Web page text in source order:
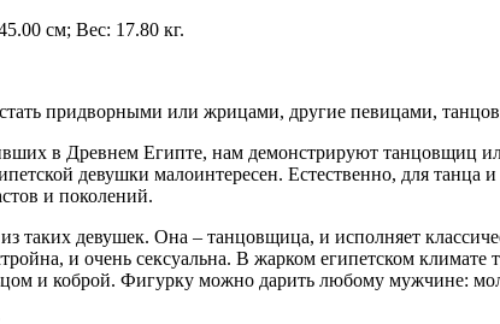
см; Вес: 17.80 кг.
придворными или жрицами, другие певицами,
в Древнем Египте, нам демонстрируют танцовщиц
девушки малоинтересен. Естественно, для
и поколений.
таких девушек. Она – танцовщица, и исполняет
и очень сексуальна. В жарком египетском
и коброй. Фигурку можно дарить любому мужчине: